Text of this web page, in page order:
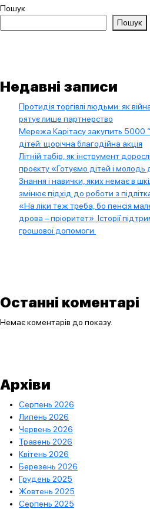
Пошук
Пошук
Недавні записи
Протидія торгівлі людьми: як
рятує лише партнерство
Мережа Карітасу закупить 5000
дітей: щорічна благодійна акція
Літній табір, як інструмент
проєкту «Готуємо дітей і
Знання і навички, яких немає в
змінює підхід до роботи з
«На ліки теж треба, бо пенсія
дрова – пріоритет». Історії
грошової допомоги
Останні коментарі
Немає коментарів до показу.
Архіви
Серпень 2026
Липень 2026
Червень 2026
Травень 2026
Квітень 2026
Березень 2026
Грудень 2025
Жовтень 2025
Серпень 2025